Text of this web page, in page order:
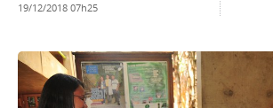
19/12/2018 07h25